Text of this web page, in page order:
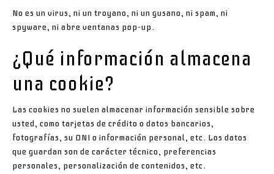
No es un virus, ni un troyano, ni un gusano, ni spam, ni
spyware, ni abre ventanas pop-up.
¿Qué información almacena
una cookie?
Las cookies no suelen almacenar información sensible sobre
usted, como tarjetas de crédito o datos bancarios,
fotografías, su DNI o información personal, etc. Los datos
que guardan son de carácter técnico, preferencias
personales, personalización de contenidos, etc.